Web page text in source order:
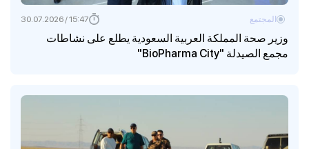
وزير صحة المملكة العربية السعودية يطلع على نشاطات
مجمع الصيدلة "BioPharma City"
المجتمع 15:47 / 30.07.2026